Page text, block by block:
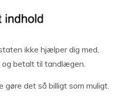
ikke hjælper dig med,
og betalt til tandlægen.
det så billigt som muligt.